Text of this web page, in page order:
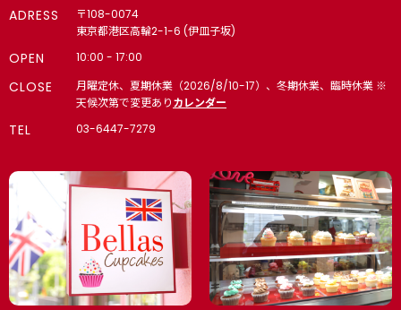
ADRESS
〒108-0074
東京都港区高輪2-1-6 (伊皿子坂)
OPEN 10:00 - 17:00
CLOSE
月曜定休、夏期休業（2026/8/10-17）、冬期休業、臨時休業 ※
天候次第で変更ありカレンダー
TEL 03-6447-7279